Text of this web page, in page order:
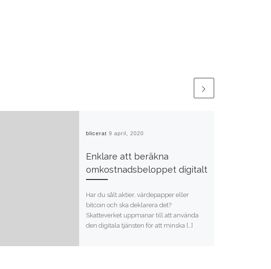
Publicerat 9 april, 2020
Enklare att beräkna
omkostnadsbeloppet digitalt
Har du sålt aktier, värdepapper eller
bitcoin och ska deklarera det?
Skatteverket uppmanar till att använda
den digitala tjänsten för att minska […]